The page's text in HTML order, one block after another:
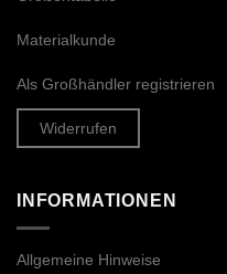
Materialkunde
Als Großhändler registrieren
Widerrufen
INFORMATIONEN
Allgemeine Hinweise